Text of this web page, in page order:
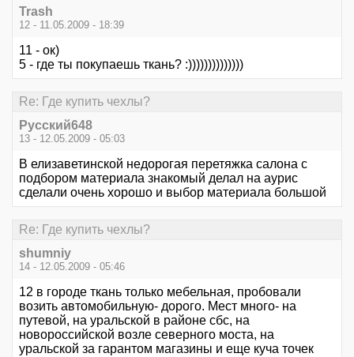
Trash
12 - 11.05.2009 - 18:39
11 - ок)
5 - где ты покупаешь ткань? :))))))))))))))
Re: Где купить чехлы?
Русский648
13 - 12.05.2009 - 05:03
В елизаветинской недорогая перетяжка салона с
подбором материала знакомый делал на аурис
сделали очень хорошо и выбор материала большой
Re: Где купить чехлы?
shumniy
14 - 12.05.2009 - 05:46
12 в городе ткань только мебельная, пробовали
возить автомобильную- дорого. Мест много- на
путевой, на уральской в районе сбс, на
новороссийской возле северного моста, на
уральской за гарантом магазины и еще куча точек